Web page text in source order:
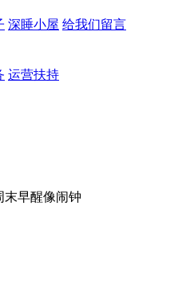
深睡小屋 给我们留言
运营扶持
末早醒像闹钟